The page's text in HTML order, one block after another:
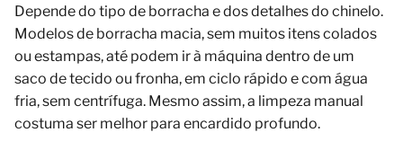
Depende do tipo de borracha e dos detalhes do chinelo.
Modelos de borracha macia, sem muitos itens colados
ou estampas, até podem ir à máquina dentro de um
saco de tecido ou fronha, em ciclo rápido e com água
fria, sem centrífuga. Mesmo assim, a limpeza manual
costuma ser melhor para encardido profundo.